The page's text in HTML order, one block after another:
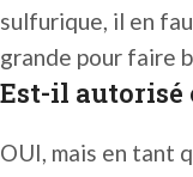
sulfurique, il en
grande pour faire
Est-il autorisé
OUI, mais en tant